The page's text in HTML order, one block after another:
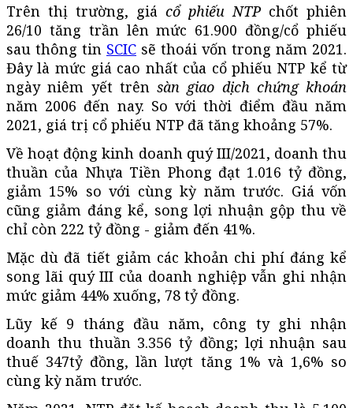
Trên thị trường, giá cổ phiếu NTP chốt phiên
26/10 tăng trần lên mức 61.900 đồng/cổ phiếu
sau thông tin SCIC sẽ thoái vốn trong năm 2021.
Đây là mức giá cao nhất của cổ phiếu NTP kể từ
ngày niêm yết trên sàn giao dịch chứng khoán
năm 2006 đến nay. So với thời điểm đầu năm
2021, giá trị cổ phiếu NTP đã tăng khoảng 57%.
Về hoạt động kinh doanh quý III/2021, doanh thu
thuần của Nhựa Tiền Phong đạt 1.016 tỷ đồng,
giảm 15% so với cùng kỳ năm trước. Giá vốn
cũng giảm đáng kể, song lợi nhuận gộp thu về
chỉ còn 222 tỷ đồng - giảm đến 41%.
Mặc dù đã tiết giảm các khoản chi phí đáng kể
song lãi quý III của doanh nghiệp vẫn ghi nhận
mức giảm 44% xuống, 78 tỷ đồng.
Lũy kế 9 tháng đầu năm, công ty ghi nhận
doanh thu thuần 3.356 tỷ đồng; lợi nhuận sau
thuế 347tỷ đồng, lần lượt tăng 1% và 1,6% so
cùng kỳ năm trước.